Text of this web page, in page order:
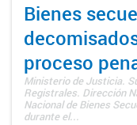
Bienes
proceso
Ministerio de Justicia.
Registrales. Dirección
Nacional de Bienes
durante el...